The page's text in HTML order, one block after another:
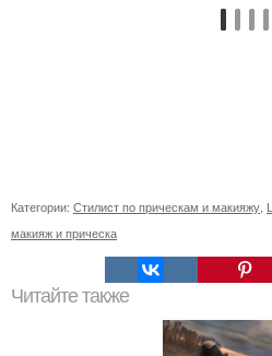
Категории: Стилист по прическам и макияжу
макияж и прическа
Читайте также